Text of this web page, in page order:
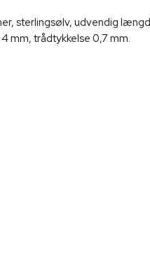
sterlingsølv, udvendig
mm, trådtykkelse 0,7 mm.